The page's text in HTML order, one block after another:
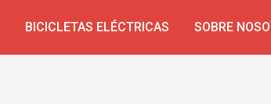
BICICLETAS ELÉCTRICAS SOBRE